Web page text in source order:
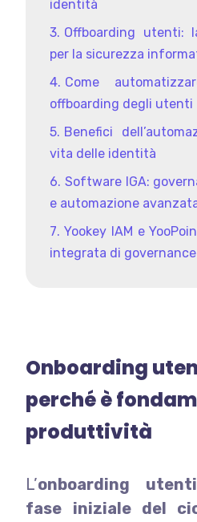
identità
Offboarding utenti:
per la sicurezza
Come
offboarding degli utenti
Benefici
vita delle identità
Software IGA:
e automazione
Yookey IAM e
integrata di
Onboarding
perché è
produttività
L’onboarding utenti
fase iniziale del